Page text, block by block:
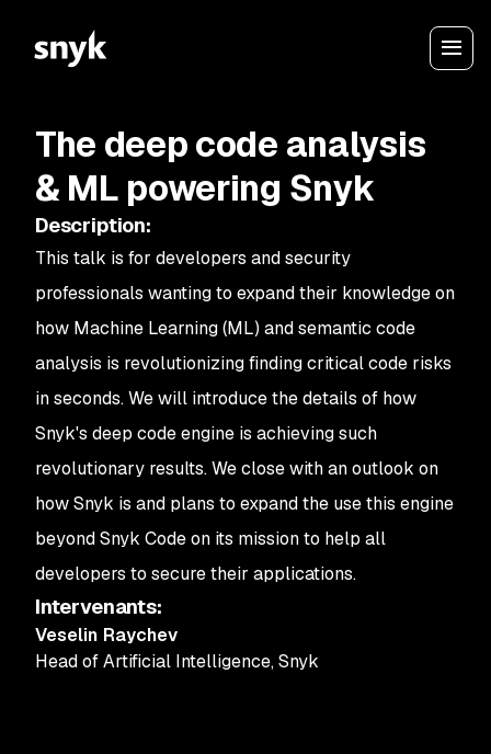
The deep code analysis
& ML powering Snyk
Description:
This talk is for developers and security
professionals wanting to expand their knowledge on
how Machine Learning (ML) and semantic code
analysis is revolutionizing finding critical code risks
in seconds. We will introduce the details of how
Snyk's deep code engine is achieving such
revolutionary results. We close with an outlook on
how Snyk is and plans to expand the use this engine
beyond Snyk Code on its mission to help all
developers to secure their applications.
Intervenants:
Veselin Raychev
Head of Artificial Intelligence,Snyk